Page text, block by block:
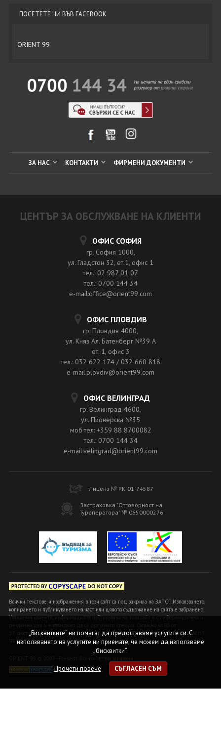
ПОСЕТЕТЕ НИ ВЪВ FACEBOOK
ORIENT 99
ЗА НАС КОНТАКТИ ФИРМЕНИ ДОКУМЕНТИ
ЦЕНТЪР ЗА ОБСЛУЖВАНЕ НА КЛИЕНТИ
ОФИС СОФИЯ
гр. София 1000,
ул. Гладстон 32, ет.1, офис 1
тел.: 02 987 01 07
тел.: 0700 144 34
e-mail:office@orient99.com
ОФИС ПЛОВДИВ
гр. Пловдив 4000,
ул. Княз Ал. Батенберг №39 A
ет. 1, офис 3
тел.: 032 622 174 / 032 660 818
e-mail:plovdiv@orient99.com
ОФИС ВЕЛИНГРАД
гр. Велинград 4600,
ул. Пионерска №35
моб.тел: +359 88 8700082
тел.: 0700 144 34
e-mail:velingrad@orient99.com
Лиценз № РК-01-74587
Застраховка "Отговорност на
Туроператора" № 0650000276
Всички текстове и изображения в този сайт са под закрила на ЗАПСП.Използването,
копирането и публикуването на част или цялото съдържание на сайта е забранено.
Уважаеми клиенти, информацията публикувана на този сайт е с информационна и
ЗТ достоверна и вярна се счита информацията, предоставена в офисите ОРИЕНТ
99 БГ ООД или на оторизираните ни агенти!
„Бисквитките“ ни помагат да предоставяме услугите си. С
използването на услугите ни приемате, че можем да използваме
„бисквитки“.
Прочети повече СЪГЛАСЕН СЪМ